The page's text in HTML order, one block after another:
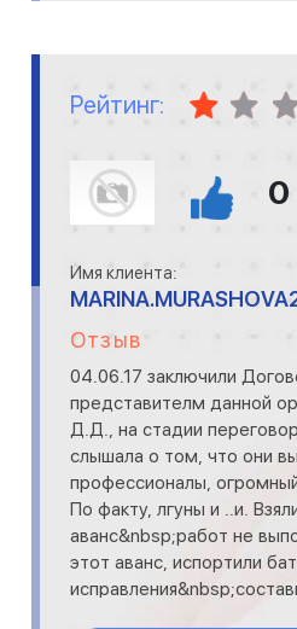
Рейтинг:
0
Имя клиента:
Отзыв
04.06.17 заключили
представителм данной
Д.Д., на стадии
слышала о том, что они
профессионалы,
По факту, лгуны и ..и.
аванс&nbsp;работ не
этот аванс, испортили